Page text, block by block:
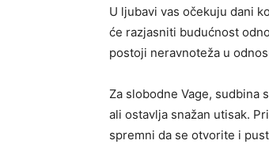
U ljubavi vas očekuju dani
će razjasniti budućnost
postoji neravnoteža u
Za slobodne Vage, sudbina
ali ostavlja snažan utisak.
spremni da se otvorite i